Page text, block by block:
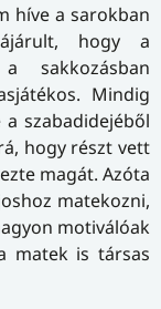
híve a sarokban
hogy a
sakkozásban
Mindig
szabadidejéből
hogy részt vett
magát. Azóta
matekozni,
motiválóak
matek is társas